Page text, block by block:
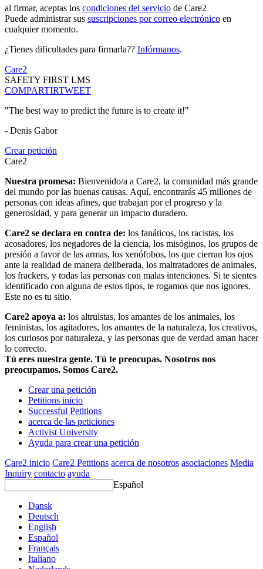
al firmar, aceptas los condiciones del servicio de Care2
Puede administrar sus suscripciones por correo electrónico en
cualquier momento.
¿Tienes dificultades para firmarla?? Infórmanos.
Care2
SAFETY FIRST LMS
COMPARTIRTWEET
"The best way to predict the future is to create it!"
- Denis Gabor
Crear petición
Care2
Nuestra promesa: Bienvenido/a a Care2, la comunidad más grande
del mundo por las buenas causas. Aquí, encontrarás 45 millones de
personas con ideas afines, que trabajan por el progreso y la
generosidad, y para generar un impacto duradero.
Care2 se declara en contra de: los fanáticos, los racistas, los
acosadores, los negadores de la ciencia, los misóginos, los grupos de
presión a favor de las armas, los xenófobos, los que cierran los ojos
ante la realidad de manera deliberada, los maltratadores de animales,
los frackers, y todas las personas con malas intenciones. Si te sientes
identificado con alguna de estos tipos, te rogamos que nos ignores.
Este no es tu sitio.
Care2 apoya a: los altruistas, los amantes de los animales, los
feministas, los agitadores, los amantes de la naturaleza, los creativos,
los curiosos por naturaleza, y las personas que de verdad aman hacer
lo correcto.
Tú eres nuestra gente. Tú te preocupas. Nosotros nos
preocupamos. Somos Care2.
Crear una petición
Petitions inicio
Successful Petitions
acerca de las peticiones
Activist University
Ayuda para crear una petición
Care2 inicio Care2 Petitions acerca de nosotros asociaciones Media
Inquiry contacto ayuda
Español
Dansk
Deutsch
English
Español
Français
Italiano